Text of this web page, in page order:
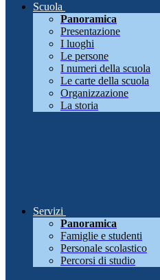
Scuola
Panoramica
Presentazione
I luoghi
Le persone
I numeri della scuola
Le carte della scuola
Organizzazione
La storia
Servizi
Panoramica
Famiglie e studenti
Personale scolastico
Percorsi di studio